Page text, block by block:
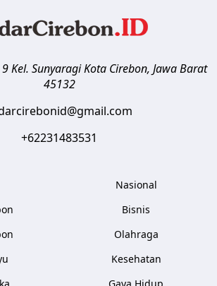
Kel. SunyaragiKota Cirebon, Jawa Barat
45132
+62231483531
Nasional
Bisnis
Olahraga
Kesehatan
Gaya Hidup